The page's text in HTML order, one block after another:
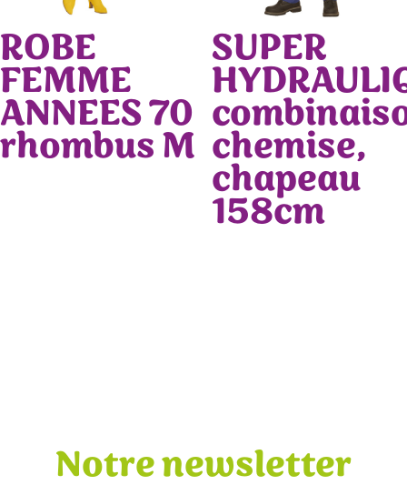
ROBE
FEMME
ANNEES 70
rhombus M
SUPER
chemise,
chapeau
158cm
Notre newsletter